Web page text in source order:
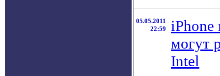
05.05.2011
22:59
iPhone
могут
Intel